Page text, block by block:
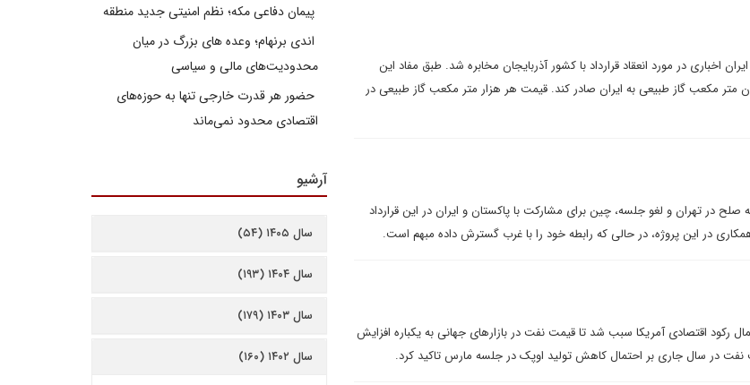
اخباری در مورد انعقاد قرارداد با کشور آذربایجان مخابره شد. طبق مفاد این
آذربایجان متعهد شد روزانه 30 میلیون متر مکعب گاز طبیعی به ایران صادر کند. قیمت هر هزار متر مکعب گاز طبیعی در
در تهران و لغو جلسه، چین برای مشارکت با پاکستان و ایران در این قرارداد
همکاری در این پروژه، در حالی که رابطه خود را با غرب گسترش داده مبهم است.
رکود اقتصادی آمریکا سبب شد تا قیمت نفت در بازارهای جهانی به یکباره افزایش
در سال جاری بر احتمال کاهش تولید اوپک در جلسه مارس تاکید کرد.
پیمان دفاعی مکه؛ نظم امنیتی جدید منطقه
اندی برنهام؛ وعده های بزرگ در میان
محدودیت‌های مالی و سیاسی
حضور هر قدرت خارجی تنها به حوزه‌های
اقتصادی محدود نمی‌ماند
آرشیو
سال ۱۴۰۵ (۵۴)
سال ۱۴۰۴ (۱۹۳)
سال ۱۴۰۳ (۱۷۹)
سال ۱۴۰۲ (۱۶۰)